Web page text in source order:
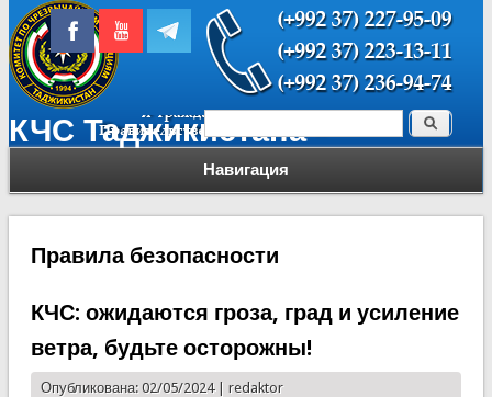
КЧС Таджикистана
Навигация
Форма поиска Поиск
Правила безопасности
КЧС: ожидаются гроза, град и усиление
ветра, будьте осторожны!
Опубликована: 02/05/2024 | redaktor